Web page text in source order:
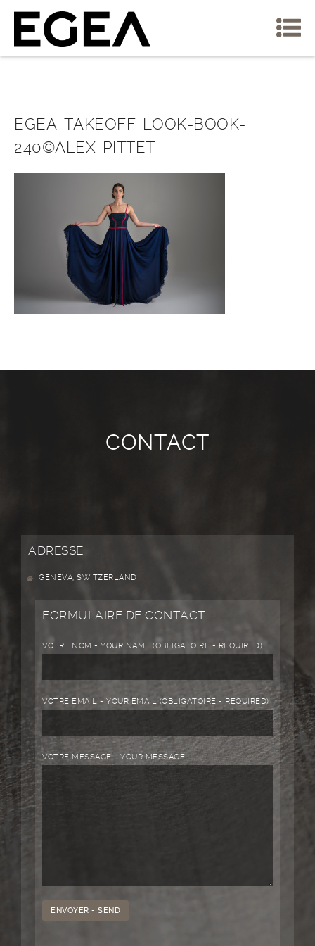
EGEA_TAKEOFF_LOOK-BOOK-
240©ALEX-PITTET
CONTACT
ADRESSE
GENEVA, SWITZERLAND
FORMULAIRE DE CONTACT
VOTRE NOM - YOUR NAME (OBLIGATOIRE - REQUIRED)
VOTRE EMAIL - YOUR EMAIL (OBLIGATOIRE - REQUIRED)
VOTRE MESSAGE - YOUR MESSAGE